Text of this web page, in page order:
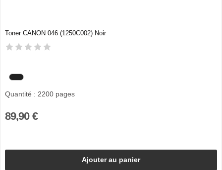
Toner CANON 046 (1250C002) Noir
Quantité : 2200 pages
89,90 €
Ajouter au panier